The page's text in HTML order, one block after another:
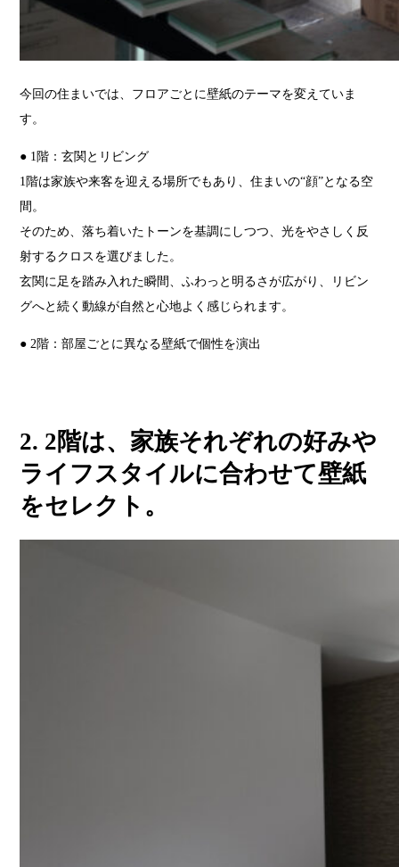
今回の住まいでは、フロアごとに壁紙のテーマを変えていま
す。
● 1階：玄関とリビング
1階は家族や来客を迎える場所でもあり、住まいの“顔”となる空
間。
そのため、落ち着いたトーンを基調にしつつ、光をやさしく反
射するクロスを選びました。
玄関に足を踏み入れた瞬間、ふわっと明るさが広がり、リビン
グへと続く動線が自然と心地よく感じられます。
● 2階：部屋ごとに異なる壁紙で個性を演出
2. 2階は、家族それぞれの好みや
ライフスタイルに合わせて壁紙
をセレクト。